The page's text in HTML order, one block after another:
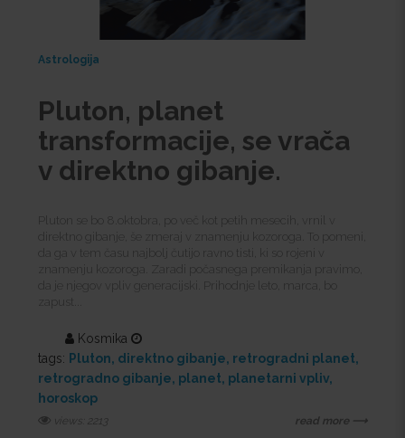
Astrologija
Pluton, planet
transformacije, se vrača
v direktno gibanje.
Pluton se bo 8.oktobra, po več kot petih mesecih, vrnil v
direktno gibanje, še zmeraj v znamenju kozoroga. To pomeni,
da ga v tem času najbolj čutijo ravno tisti, ki so rojeni v
znamenju kozoroga. Zaradi počasnega premikanja pravimo,
da je njegov vpliv generacijski. Prihodnje leto, marca, bo
zapust...
Kosmika
tags: Pluton direktno gibanje retrogradni planet
retrogradno gibanje planet planetarni vpliv
horoskop
views: 2213 read more ⟶